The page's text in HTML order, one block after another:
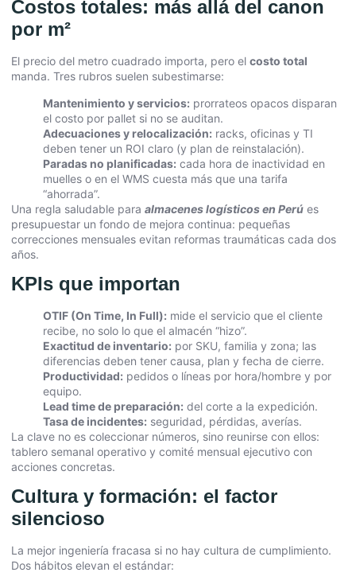
Costos totales: más allá del canon
por m²
El precio del metro cuadrado importa, pero el costo total
manda. Tres rubros suelen subestimarse:
Mantenimiento y servicios: prorrateos opacos disparan
el costo por pallet si no se auditan.
Adecuaciones y relocalización: racks, oficinas y TI
deben tener un ROI claro (y plan de reinstalación).
Paradas no planificadas: cada hora de inactividad en
muelles o en el WMS cuesta más que una tarifa
“ahorrada”.
Una regla saludable para almacenes logísticos en Perú es
presupuestar un fondo de mejora continua: pequeñas
correcciones mensuales evitan reformas traumáticas cada dos
años.
KPIs que importan
OTIF (On Time, In Full): mide el servicio que el cliente
recibe, no solo lo que el almacén “hizo”.
Exactitud de inventario: por SKU, familia y zona; las
diferencias deben tener causa, plan y fecha de cierre.
Productividad: pedidos o líneas por hora/hombre y por
equipo.
Lead time de preparación: del corte a la expedición.
Tasa de incidentes: seguridad, pérdidas, averías.
La clave no es coleccionar números, sino reunirse con ellos:
tablero semanal operativo y comité mensual ejecutivo con
acciones concretas.
Cultura y formación: el factor
silencioso
La mejor ingeniería fracasa si no hay cultura de cumplimiento.
Dos hábitos elevan el estándar: